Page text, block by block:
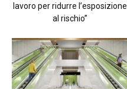
lavoro per ridurre l’esposizione
al rischio”